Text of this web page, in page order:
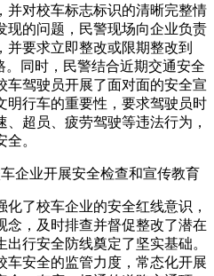
并对校车标志标识的清晰完整情
现的问题，民警现场向企业负责
并要求立即整改或限期整改到
。同时，民警结合近期交通安全
车驾驶员开展了面对面的安全宣
明行车的重要性，要求驾驶员时
超员、疲劳驾驶等违法行为，
。
了校车企业的安全红线意识，
念，及时排查并督促整改了潜在
行安全防线奠定了坚实基础。
车安全的监管力度，常态化开展